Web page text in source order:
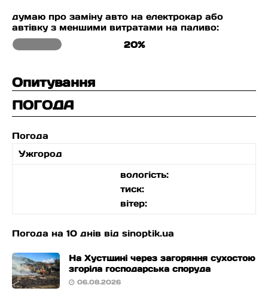
думаю про заміну авто на електрокар або
автівку з меншими витратами на паливо:
20%
Опитування
ПОГОДА
Погода
Ужгород
вологість:
тиск:
вітер:
Погода на 10 днів від sinoptik.ua
На Хустщині через загоряння сухостою
згоріла господарська споруда
06.08.2026